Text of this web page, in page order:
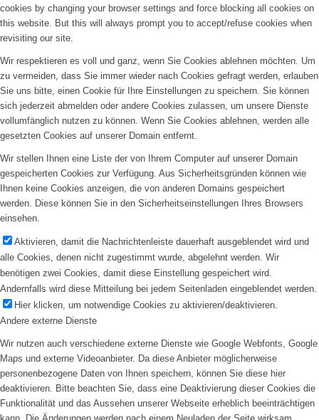
cookies by changing your browser settings and force blocking all cookies on
this website. But this will always prompt you to accept/refuse cookies when
revisiting our site.
Wir respektieren es voll und ganz, wenn Sie Cookies ablehnen möchten. Um
zu vermeiden, dass Sie immer wieder nach Cookies gefragt werden, erlauben
Sie uns bitte, einen Cookie für Ihre Einstellungen zu speichern. Sie können
sich jederzeit abmelden oder andere Cookies zulassen, um unsere Dienste
vollumfänglich nutzen zu können. Wenn Sie Cookies ablehnen, werden alle
gesetzten Cookies auf unserer Domain entfernt.
Wir stellen Ihnen eine Liste der von Ihrem Computer auf unserer Domain
gespeicherten Cookies zur Verfügung. Aus Sicherheitsgründen können wie
Ihnen keine Cookies anzeigen, die von anderen Domains gespeichert
werden. Diese können Sie in den Sicherheitseinstellungen Ihres Browsers
einsehen.
Aktivieren, damit die Nachrichtenleiste dauerhaft ausgeblendet wird und
alle Cookies, denen nicht zugestimmt wurde, abgelehnt werden. Wir
benötigen zwei Cookies, damit diese Einstellung gespeichert wird.
Andernfalls wird diese Mitteilung bei jedem Seitenladen eingeblendet werden.
Hier klicken, um notwendige Cookies zu aktivieren/deaktivieren.
Andere externe Dienste
Wir nutzen auch verschiedene externe Dienste wie Google Webfonts, Google
Maps und externe Videoanbieter. Da diese Anbieter möglicherweise
personenbezogene Daten von Ihnen speichern, können Sie diese hier
deaktivieren. Bitte beachten Sie, dass eine Deaktivierung dieser Cookies die
Funktionalität und das Aussehen unserer Webseite erheblich beeinträchtigen